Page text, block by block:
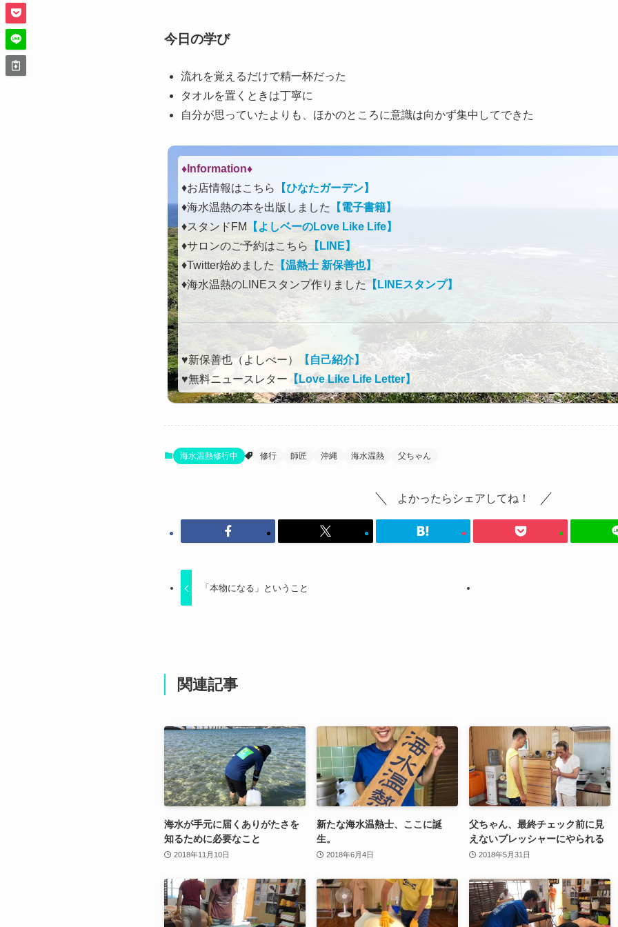
今日の学び
流れを覚えるだけで精一杯だった
タオルを置くときは丁寧に
自分が思っていたよりも、ほかのところに意識は向かず集中してできた
♦Information♦︎
♦お店情報はこちら
【ひなたガーデン】
♦海水温熱の本を出版しました
【電子書籍】
♦スタンドFM
【よしベーのLove Like Life】
♦サロンのご予約はこちら
【LINE】
♦Twitter始めました
【温熱士 新保善也】
♦海水温熱のLINEスタンプ作りました【LINEスタンプ】
♥新保善也（よしべー）
【自己紹介】
♥無料ニュースレター 【Love Like Life Letter】
海水温熱修行中 修行 師匠 沖縄 海水温熱 父ちゃん
よかったらシェアしてね！
「本物になる」ということ
関連記事
海水が手元に届くありがたさを
知るために必要なこと
2018年11月10日
新たな海水温熱士、ここに誕
生。
2018年6月4日
父ちゃん、最終チェック前に見
えないプレッシャーにやられる
2018年5月31日